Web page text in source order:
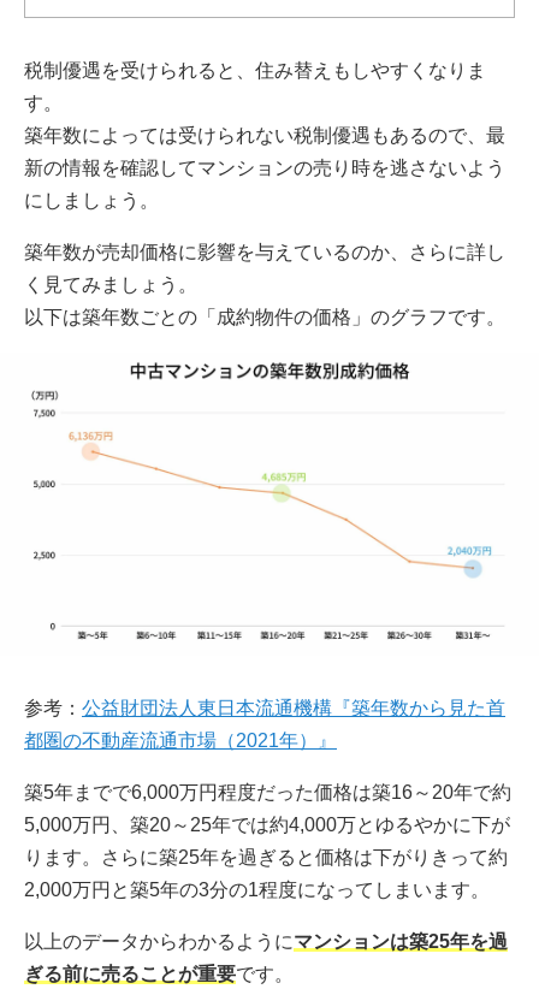
税制優遇を受けられると、住み替えもしやすくなりま
す。
築年数によっては受けられない税制優遇もあるので、最
新の情報を確認してマンションの売り時を逃さないよう
にしましょう。
築年数が売却価格に影響を与えているのか、さらに詳し
く見てみましょう。
以下は築年数ごとの「成約物件の価格」のグラフです。
参考： 公益財団法人東日本流通機構『築年数から見た首
都圏の不動産流通市場（2021年）』
築5年までで6,000万円程度だった価格は築16～20年で約
5,000万円、築20～25年では約4,000万とゆるやかに下が
ります。さらに築25年を過ぎると価格は下がりきって約
2,000万円と築5年の3分の1程度になってしまいます。
以上のデータからわかるようにマンションは築25年を過
ぎる前に売ることが重要です。